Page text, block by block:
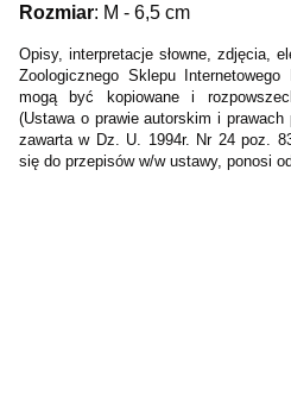
Rozmiar: M - 6,5 cm
Opisy, interpretacje słowne, zdjęcia,
Zoologicznego Sklepu
mogą być kopiowane i
(Ustawa o prawie autorskim i
zawarta w Dz. U. 1994r. Nr 24 poz.
się do przepisów w/w ustawy, ponosi